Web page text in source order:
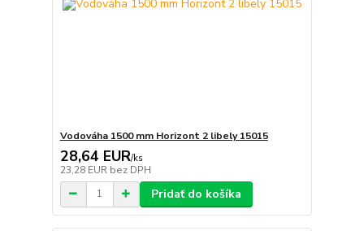
Vodováha 1500 mm Horizont 2 libely 15015
28,64 EUR/ks
23,28 EUR bez DPH
Pridať do košíka